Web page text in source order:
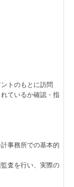
トのもとに訪問
ているか確認・指
事務所での基本的
査を行い、実際の